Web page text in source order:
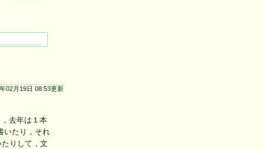
02月19日 08:53更新
去年は１本
いたり，それ
りして，文